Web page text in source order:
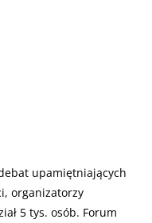
upamiętniających
organizatorzy
5 tys. osób. Forum